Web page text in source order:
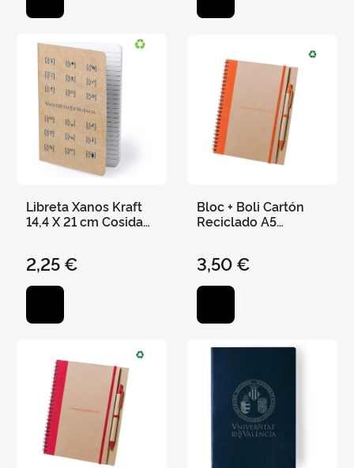
Libreta Xanos Kraft
14,4 X 21 cm Cosida
2,25 €
Bloc + Boli Cartón
Reciclado A5
cm - Naranja
3,50 €